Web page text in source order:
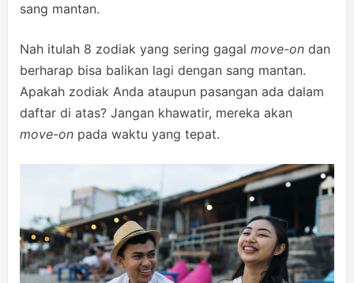
sang mantan.
Nah itulah 8 zodiak yang sering gagal move-on dan
berharap bisa balikan lagi dengan sang mantan.
Apakah zodiak Anda ataupun pasangan ada dalam
daftar di atas? Jangan khawatir, mereka akan
move-on pada waktu yang tepat.